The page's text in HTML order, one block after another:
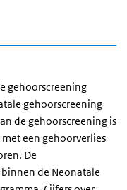
gehoorscreening
gehoorscreening
de gehoorscreening is
een gehoorverlies
De
de Neonatale